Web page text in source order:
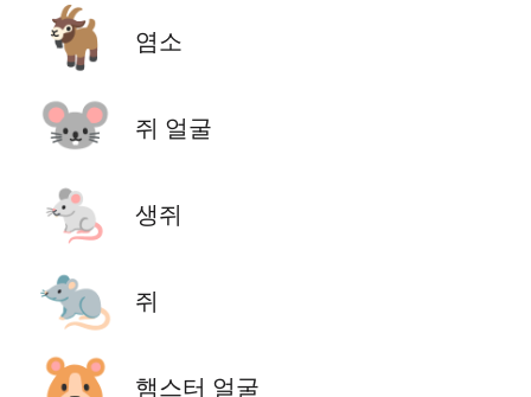
🐐 염소
🐭 쥐 얼굴
🐁 생쥐
🐀 쥐
햄스터 얼굴